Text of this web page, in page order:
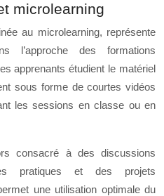
microlearning
au microlearning, représente
l’approche des formations
apprenants étudient le matériel
sous forme de courtes vidéos
les sessions en classe ou en
consacré à des discussions
pratiques et des projets
une utilisation optimale du